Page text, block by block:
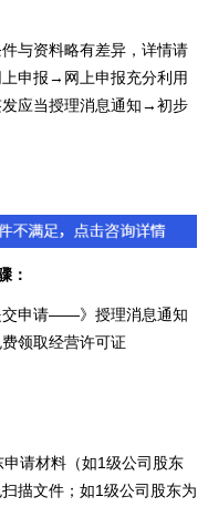
与资料略有差异，详情请
申报→网上申报充分利用
应当授理消息通知→初步
：
申请——》授理消息通知
领取经营许可证
请材料（如1级公司股东
描文件；如1级公司股东为